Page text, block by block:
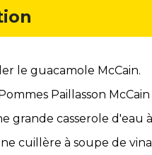
le guacamole McCain.
Paillasson
grande casserole d'eau
cuillère à soupe de